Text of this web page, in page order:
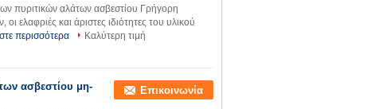
πυριτικών αλάτων ασβεστίου Γρήγορη
ελαφριές και άριστες ιδιότητες του υλικού
περισσότερα
Καλύτερη τιμή
ασβεστίου μη-
Επικοινωνία